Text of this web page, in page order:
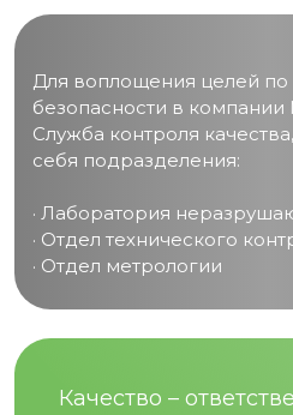
Для воплощения целей по
безопасности в компании
Служба контроля
себя подразделения:
· Лаборатория
· Отдел технического
· Отдел метрологии
Качество –